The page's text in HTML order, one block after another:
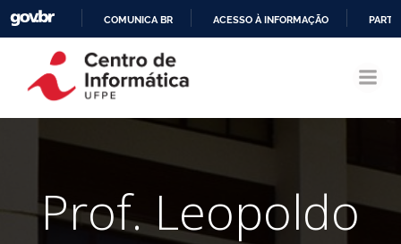
CONTEÚDO
COMUNICA BR ACESSO À INFORMAÇÃO
Prof. Leopoldo